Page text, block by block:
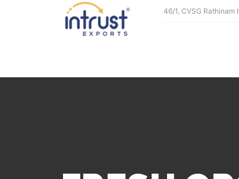
46/1, CVSG Rathinam